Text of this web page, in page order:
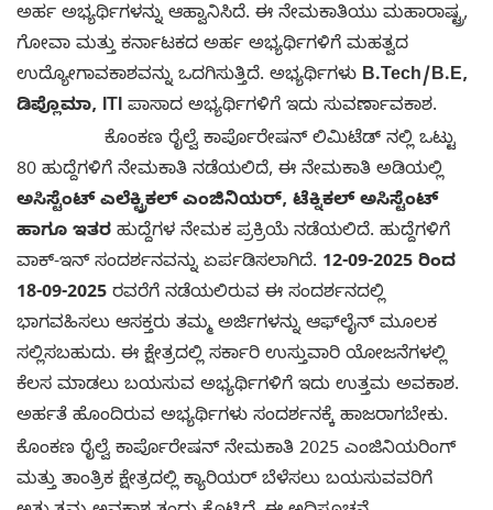
ಅರ್ಹ ಅಭ್ಯರ್ಥಿಗಳನ್ನು ಆಹ್ವಾನಿಸಿದೆ. ಈ ನೇಮಕಾತಿಯು ಮಹಾರಾಷ್ಟ್ರ,
ಗೋವಾ ಮತ್ತು ಕರ್ನಾಟಕದ ಅರ್ಹ ಅಭ್ಯರ್ಥಿಗಳಿಗೆ ಮಹತ್ವದ
ಉದ್ಯೋಗಾವಕಾಶವನ್ನು ಒದಗಿಸುತ್ತಿದೆ. ಅಭ್ಯರ್ಥಿಗಳು B.Tech/B.E,
ಡಿಪ್ಲೊಮಾ, ITI ಪಾಸಾದ ಅಭ್ಯರ್ಥಿಗಳಿಗೆ ಇದು ಸುವರ್ಣಾವಕಾಶ.
ಕೊಂಕಣ ರೈಲ್ವೆ ಕಾರ್ಪೊರೇಷನ್ ಲಿಮಿಟೆಡ್ ನಲ್ಲಿ ಒಟ್ಟು
80 ಹುದ್ದೆಗಳಿಗೆ ನೇಮಕಾತಿ ನಡೆಯಲಿದೆ, ಈ ನೇಮಕಾತಿ ಅಡಿಯಲ್ಲಿ
ಅಸಿಸ್ಟೆಂಟ್ ಎಲೆಕ್ಟ್ರಿಕಲ್ ಎಂಜಿನಿಯರ್, ಟೆಕ್ನಿಕಲ್ ಅಸಿಸ್ಟೆಂಟ್
ಹಾಗೂ ಇತರ ಹುದ್ದೆಗಳ ನೇಮಕ ಪ್ರಕ್ರಿಯೆ ನಡೆಯಲಿದೆ. ಹುದ್ದೆಗಳಿಗೆ
ವಾಕ್-ಇನ್ ಸಂದರ್ಶನವನ್ನು ಏರ್ಪಡಿಸಲಾಗಿದೆ. 12-09-2025 ರಿಂದ
18-09-2025 ರವರೆಗೆ ನಡೆಯಲಿರುವ ಈ ಸಂದರ್ಶನದಲ್ಲಿ
ಭಾಗವಹಿಸಲು ಆಸಕ್ತರು ತಮ್ಮ ಅರ್ಜಿಗಳನ್ನು ಆಫ್‌ಲೈನ್ ಮೂಲಕ
ಸಲ್ಲಿಸಬಹುದು. ಈ ಕ್ಷೇತ್ರದಲ್ಲಿ ಸರ್ಕಾರಿ ಉಸ್ತುವಾರಿ ಯೋಜನೆಗಳಲ್ಲಿ
ಕೆಲಸ ಮಾಡಲು ಬಯಸುವ ಅಭ್ಯರ್ಥಿಗಳಿಗೆ ಇದು ಉತ್ತಮ ಅವಕಾಶ.
ಅರ್ಹತೆ ಹೊಂದಿರುವ ಅಭ್ಯರ್ಥಿಗಳು ಸಂದರ್ಶನಕ್ಕೆ ಹಾಜರಾಗಬೇಕು.
ಕೊಂಕಣ ರೈಲ್ವೆ ಕಾರ್ಪೊರೇಷನ್ ನೇಮಕಾತಿ 2025 ಎಂಜಿನಿಯರಿಂಗ್
ಮತ್ತು ತಾಂತ್ರಿಕ ಕ್ಷೇತ್ರದಲ್ಲಿ ಕ್ಯಾರಿಯರ್ ಬೆಳೆಸಲು ಬಯಸುವವರಿಗೆ